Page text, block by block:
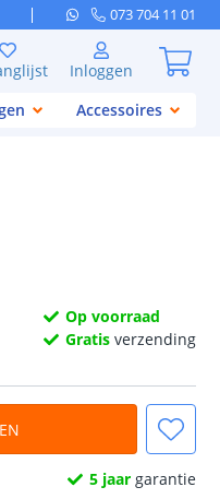
073 704 11 01
Inloggen
Accessoires
Op voorraad
Gratis verzending
5 jaargarantie